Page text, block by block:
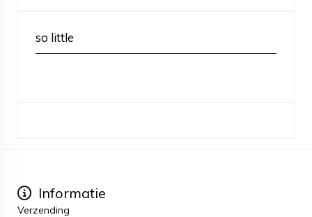
so little
Informatie
Verzending